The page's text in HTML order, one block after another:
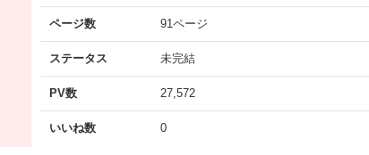
ページ数 91ページ
ステータス 未完結
PV数 27,572
いいね数 0